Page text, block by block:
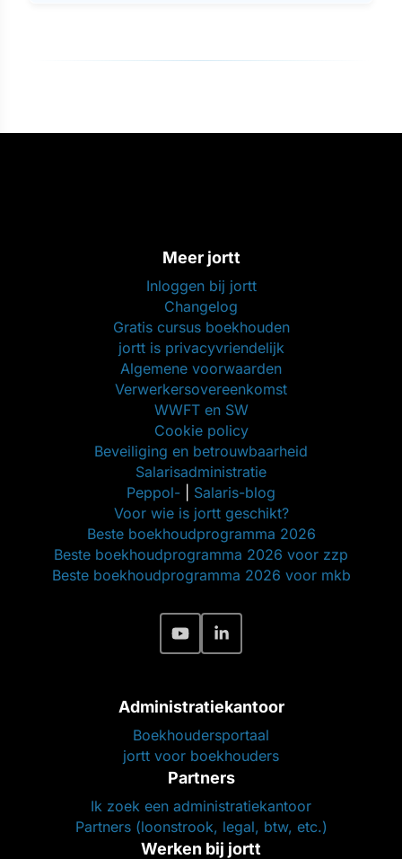
Meer jortt
Inloggen bij jortt
Changelog
Gratis cursus boekhouden
jortt is privacyvriendelijk
Algemene voorwaarden
Verwerkersovereenkomst
WWFT en SW
Cookie policy
Beveiliging en betrouwbaarheid
Salarisadministratie
Peppol-
Salaris-blog
Voor wie is jortt geschikt?
Beste boekhoudprogramma 2026
Beste boekhoudprogramma 2026 voor zzp
Beste boekhoudprogramma 2026 voor mkb
Administratiekantoor
Boekhoudersportaal
jortt voor boekhouders
Partners
Ik zoek een administratiekantoor
Partners (loonstrook, legal, btw, etc.)
Werken bij jortt